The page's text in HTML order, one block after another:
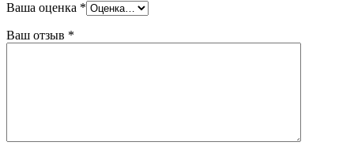
Ваша оценка *
Ваш отзыв *